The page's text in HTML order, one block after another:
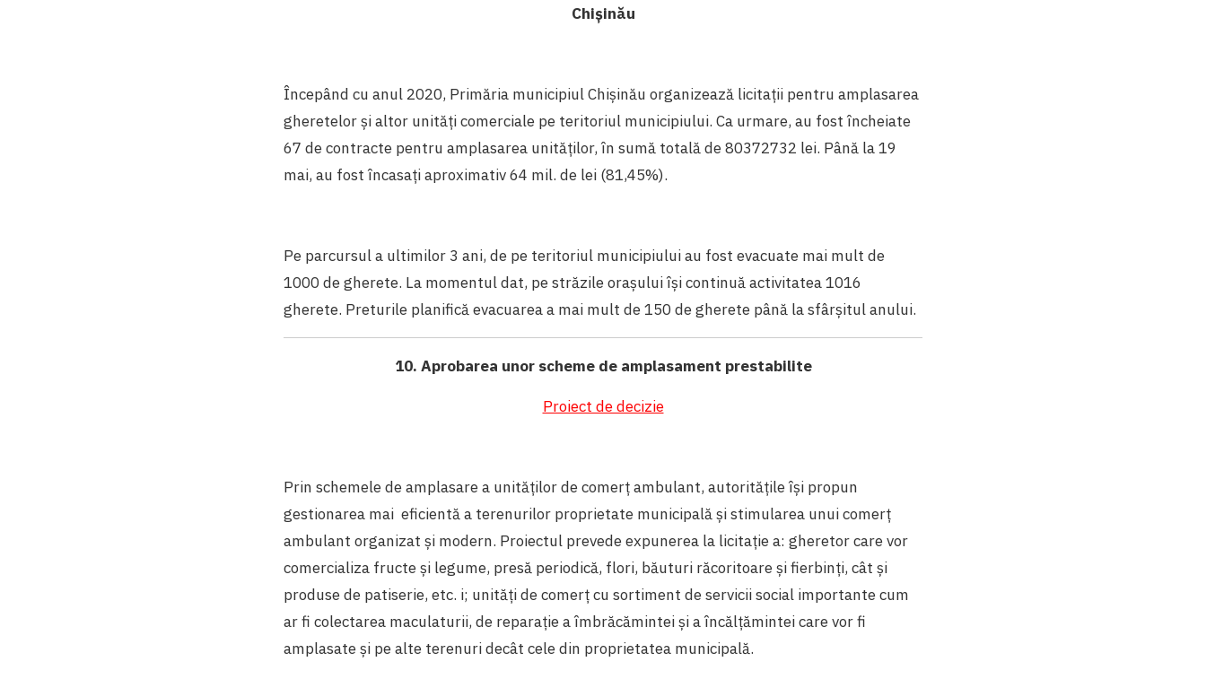
Chișinău
Începând cu anul 2020, Primăria municipiul Chișinău organizează licitații pentru amplasarea
gheretelor și altor unități comerciale pe teritoriul municipiului. Ca urmare, au fost încheiate
67 de contracte pentru amplasarea unităților, în sumă totală de 80372732 lei. Până la 19
mai, au fost încasați aproximativ 64 mil. de lei (81,45%).
Pe parcursul a ultimilor 3 ani, de pe teritoriul municipiului au fost evacuate mai mult de
1000 de gherete. La momentul dat, pe străzile orașului își continuă activitatea 1016
gherete. Preturile planifică evacuarea a mai mult de 150 de gherete până la sfârșitul anului.
10. Aprobarea unor scheme de amplasament prestabilite
Proiect de decizie
Prin schemele de amplasare a unităților de comerț ambulant, autoritățile își propun
gestionarea mai eficientă a terenurilor proprietate municipală și stimularea unui comerț
ambulant organizat și modern. Proiectul prevede expunerea la licitație a: gheretor care vor
comercializa fructe și legume, presă periodică, flori, băuturi răcoritoare și fierbinți, cât și
produse de patiserie, etc. i; unități de comerț cu sortiment de servicii social importante cum
ar fi colectarea maculaturii, de reparație a îmbrăcămintei și a încălțămintei care vor fi
amplasate și pe alte terenuri decât cele din proprietatea municipală.